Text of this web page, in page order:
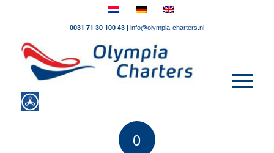
0031 71 30 100 43 | info@olympia-charters.nl
0